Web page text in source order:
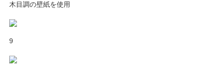
木目調の壁紙を使用
9